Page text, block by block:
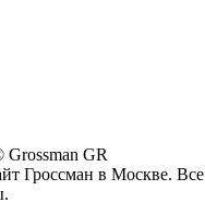
GR
Гроссман в Москве. Все